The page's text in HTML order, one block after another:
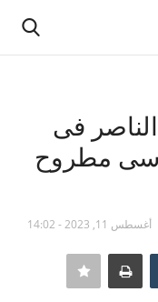
فى
مطروح
أغسطس 11, 2023 - 14:02